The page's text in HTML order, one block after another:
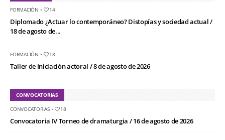
FORMACIÓN • 14
Diplomado ¿Actuar lo contemporáneo? Distopías y sociedad actual /
18 de agosto de...
FORMACIÓN • 18
Taller de Iniciación actoral / 8 de agosto de 2026
CONVOCATORIAS
CONVOCATORIAS• 18
Convocatoria IV Torneo de dramaturgia / 16 de agosto de 2026